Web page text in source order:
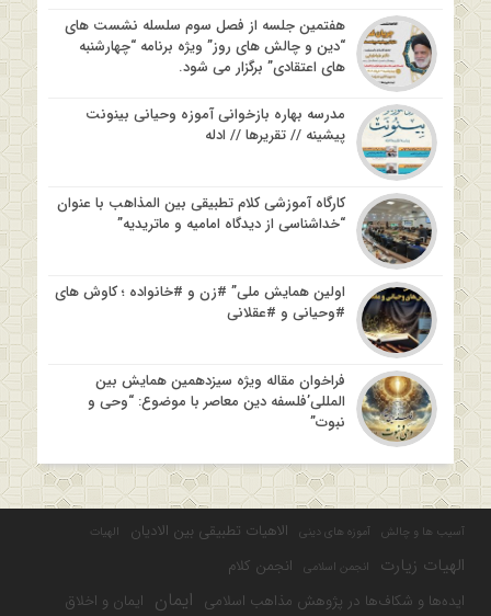
هفتمین جلسه از فصل سوم سلسله نشست های
“دین و چالش های روز” ویژه برنامه “چهارشنبه
های اعتقادی” برگزار می شود.
مدرسه بهاره بازخوانی آموزه وحیانی بینونت
پیشینه // تقریرها // ادله
کارگاه آموزشی کلام تطبیقی بین المذاهب با عنوان
“خداشناسی از دیدگاه امامیه و ماتریدیه”
اولین همایش ملی” #زن و #خانواده ؛ کاوش های
#وحیانی و #عقلانی
فراخوان مقاله ویژه سیزدهمین همایش بین
المللی’فلسفه دین معاصر با موضوع: “وحی و
نبوت”
آسیب ها و چالش آموزه های دینی الاهیات تطبیقی بین الادیان الهیات
الهیات زیارت انجمن اسلامی
انجمن کلام
ایده‌ها و شکاف‌ها در پژوهش مذاهب اسلامی ایمان ایمان و اخلاق